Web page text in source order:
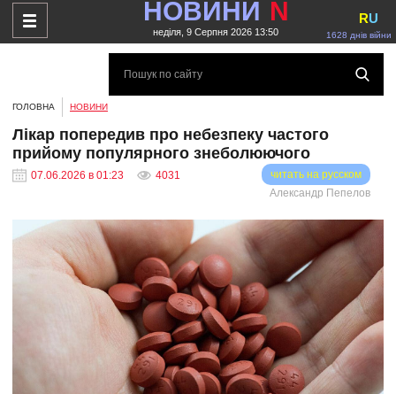
НОВИНИ N
неділя, 9 Серпня 2026 13:50 1628 днів війни
RU
ГОЛОВНА НОВИНИ
Лікар попередив про небезпеку частого
прийому популярного знеболюючого
07.06.2026 в 01:23 4031
читать на русском
Александр Пепелов